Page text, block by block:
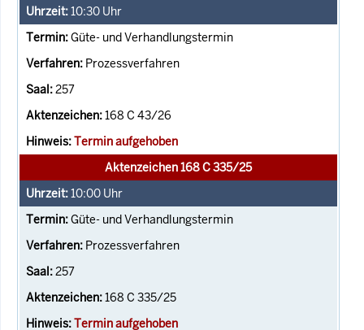
10:30 Uhr
Güte- und Verhandlungstermin
Prozessverfahren
257
168 C 43/26
Termin aufgehoben
Aktenzeichen 168 C 335/25
10:00 Uhr
Güte- und Verhandlungstermin
Prozessverfahren
257
168 C 335/25
Termin aufgehoben